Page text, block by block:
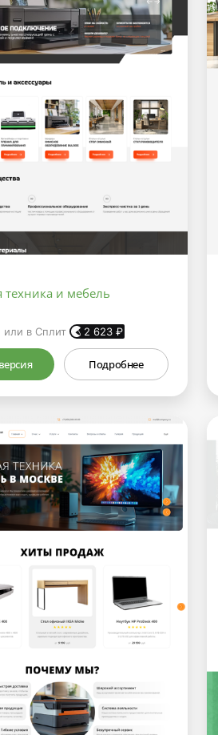
и мебель
или в Сплит 2 623₽
Подробнее